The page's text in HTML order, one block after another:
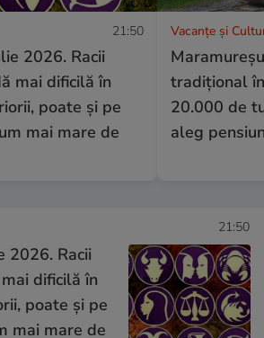
21:50
2026. Racii
mai dificilă în
poate și pe
mai mare de
Vacanțe și
tradițional
20.000 de
aleg
21:50
2026. Racii
dificilă în
poate și pe
mai mare de